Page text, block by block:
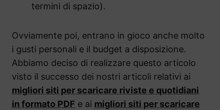
termini di spazio).
Ovviamente poi, entrano in gioco anche molto
i gusti personali e il budget a disposizione.
Abbiamo deciso di realizzare questo articolo
visto il successo dei nostri articoli relativi ai
migliori siti per scaricare riviste e quotidiani
in formato PDF e ai migliori siti per scaricare